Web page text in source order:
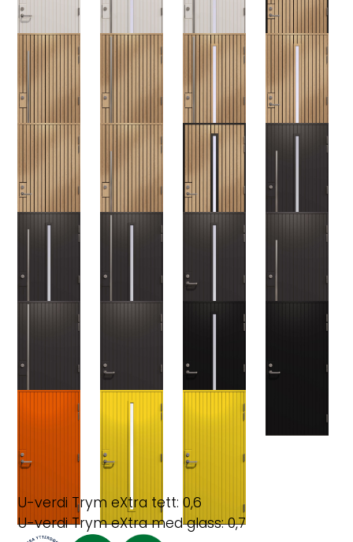
U-verdi Trym eXtra tett: 0,6
U-verdi Trym eXtra med glass: 0,7